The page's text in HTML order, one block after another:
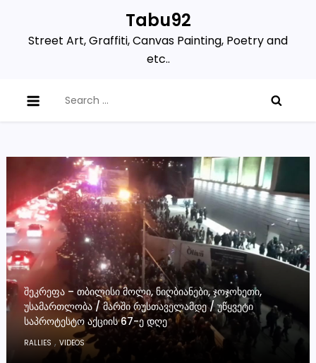
content
Tabu92
Street Art, Graffiti, Canvas Painting, Poetry and
etc..
for:
ᲨᲔᲙᲠᲔᲤᲐ – ᲗᲑᲘᲚᲘᲡᲘ ᲛᲝᲚᲘ, ᲜᲘᲦᲑᲘᲐᲜᲔᲑᲘ, ᲯᲝᲯᲝᲮᲔᲗᲘ,
ᲣᲡᲐᲛᲐᲠᲗᲚᲝᲑᲐ / ᲛᲐᲠᲨᲘ ᲠᲣᲡᲗᲐᲕᲔᲚᲐᲛᲓᲔ / ᲣᲬᲧᲕᲔᲢᲘ
ᲡᲐᲞᲠᲝᲢᲔᲡᲢᲝ ᲐᲥᲪᲘᲘᲡ 67-Ე ᲓᲦᲔ
RALLIES ,VIDEOS